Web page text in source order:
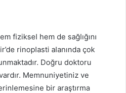
fiziksel hem de sağlığını
rinoplasti alanında çok
Doğru doktoru
Memnuniyetiniz ve
bir araştırma